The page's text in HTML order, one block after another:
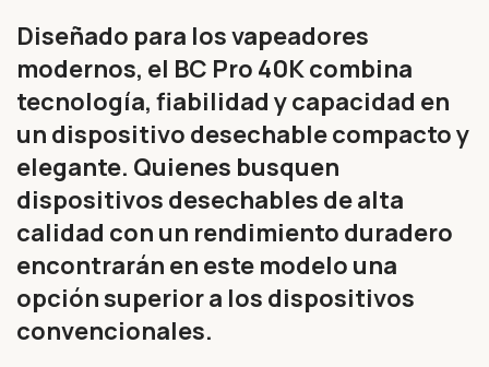
Diseñado para los vapeadores
modernos, el BC Pro 40K combina
tecnología, fiabilidad y capacidad en
un dispositivo desechable compacto y
elegante. Quienes busquen
dispositivos desechables de alta
calidad con un rendimiento duradero
encontrarán en este modelo una
opción superior a los dispositivos
convencionales.